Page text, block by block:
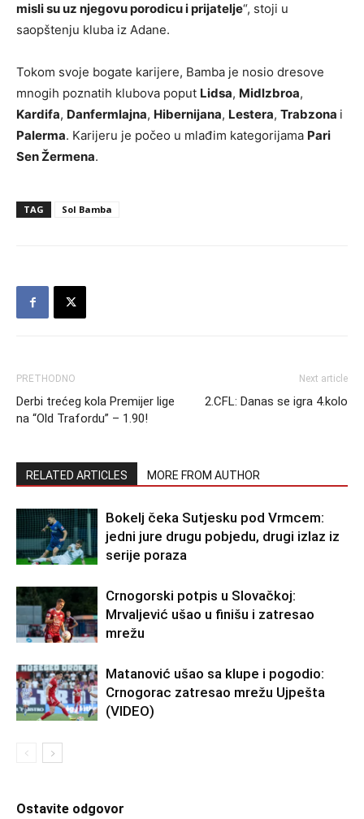
misli su uz njegovu porodicu i prijatelje“, stoji u
saopštenju kluba iz Adane.
Tokom svoje bogate karijere, Bamba je nosio dresove
mnogih poznatih klubova poput Lidsa, Midlzbroa,
Kardifa, Danfermlajna, Hibernijana, Lestera, Trabzona i
Palerma. Karijeru je počeo u mlađim kategorijama Pari
Sen Žermena.
TAG Sol Bamba
PRETHODNO
Derbi trećeg kola Premijer lige
na “Old Trafordu” – 1.90!
Next article
2.CFL: Danas se igra 4.kolo
RELATED ARTICLES MORE FROM AUTHOR
Bokelj čeka Sutjesku pod Vrmcem:
jedni jure drugu pobjedu, drugi izlaz iz
serije poraza
Crnogorski potpis u Slovačkoj:
Mrvaljević ušao u finišu i zatresao
mrežu
Matanović ušao sa klupe i pogodio:
Crnogorac zatresao mrežu Ujpešta
(VIDEO)
Ostavite odgovor